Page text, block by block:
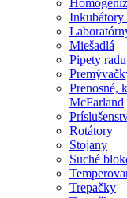
Inkubátory
Miešadlá
Pipety
Prenosné,
McFarland
Rotátory
Stojany
Suché
Trepačky